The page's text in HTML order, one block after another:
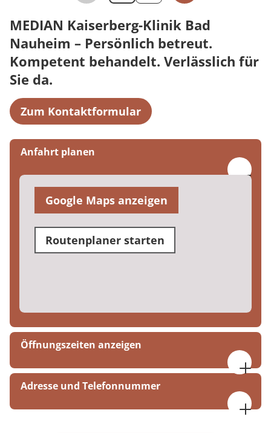
MEDIAN Kaiserberg-Klinik Bad
Nauheim – Persönlich betreut.
Kompetent behandelt. Verlässlich für
Sie da.
Zum Kontaktformular
Anfahrt planen
Google Maps anzeigen
Routenplaner starten
Öffnungszeiten anzeigen
07:30 bis 16:30 Uhr
Adresse und Telefonnummer